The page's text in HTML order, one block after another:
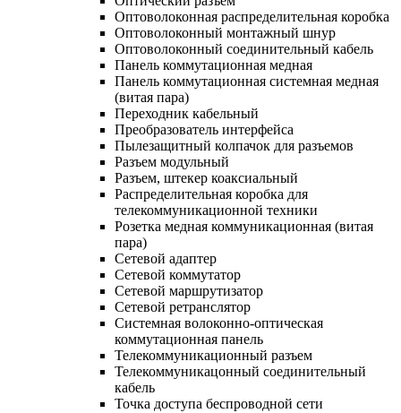
Оптоволоконная распределительная коробка
Оптоволоконный монтажный шнур
Оптоволоконный соединительный кабель
Панель коммутационная медная
Панель коммутационная системная медная
(витая пара)
Переходник кабельный
Преобразователь интерфейса
Пылезащитный колпачок для разъемов
Разъем модульный
Разъем, штекер коаксиальный
Распределительная коробка для
телекоммуникационной техники
Розетка медная коммуникационная (витая
пара)
Сетевой адаптер
Сетевой коммутатор
Сетевой маршрутизатор
Сетевой ретранслятор
Системная волоконно-оптическая
коммутационная панель
Телекоммуникационный разъем
Телекоммуникацонный соединительный
кабель
Точка доступа беспроводной сети